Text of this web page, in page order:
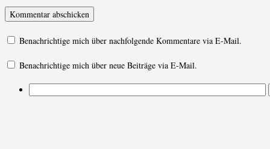
Benachrichtige mich über nachfolgende Kommentare via E-Mail.
Benachrichtige mich über neue Beiträge via E-Mail.